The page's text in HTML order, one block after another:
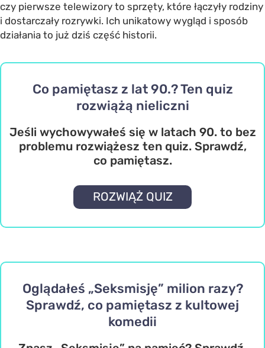
czy pierwsze telewizory to sprzęty, które łączyły rodziny
i dostarczały rozrywki. Ich unikatowy wygląd i sposób
działania to już dziś część historii.
Co pamiętasz z lat 90.? Ten quiz
rozwiążą nieliczni
Jeśli wychowywałeś się w latach 90. to bez
problemu rozwiążesz ten quiz. Sprawdź,
co pamiętasz.
ROZWIĄŻ QUIZ
Oglądałeś „Seksmisję” milion razy?
Sprawdź, co pamiętasz z kultowej
komedii